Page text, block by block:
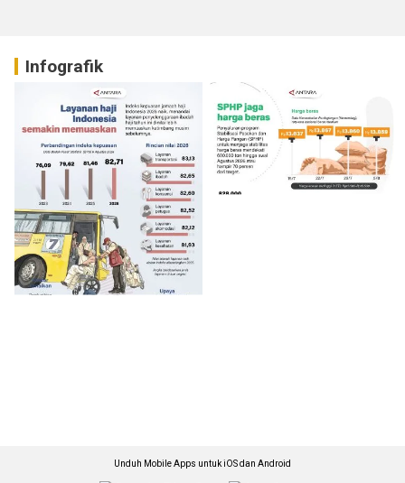
Infografik
Unduh Mobile Apps untuk iOS dan Android